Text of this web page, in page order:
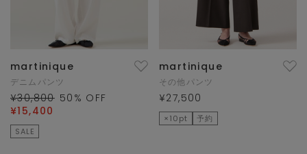
martinique
デニムパンツ
¥30,800 50 % OFF
¥15,400
SALE
martinique
その他パンツ
¥27,500
×10pt 予約